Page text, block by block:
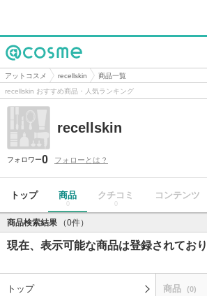
@cosme
アットコスメ recellskin
商品一覧
recellskin おすすめ商品・人気ランキング
recellskin
フォロワー0 フォローとは？
トップ 商品
0
クチコミ
0
コンテンツ
商品検索結果 （0件）
現在、表示可能な商品は登録されており
トップ 商品 (0)